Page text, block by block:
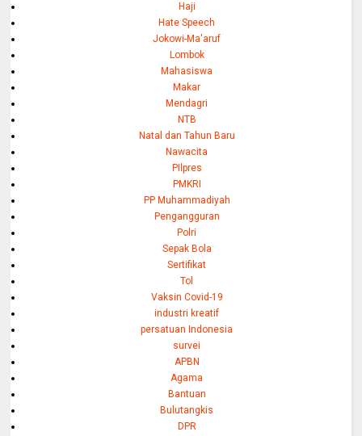
Haji
Hate Speech
Jokowi-Ma'aruf
Lombok
Mahasiswa
Makar
Mendagri
NTB
Natal dan Tahun Baru
Nawacita
PIlpres
PMKRI
PP Muhammadiyah
Pengangguran
Polri
Sepak Bola
Sertifikat
Tol
Vaksin Covid-19
industri kreatif
persatuan Indonesia
survei
APBN
Agama
Bantuan
Bulutangkis
DPR